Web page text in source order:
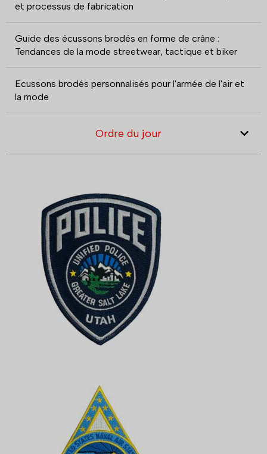
et processus de fabrication
Guide des écussons brodés en forme de crâne :
Tendances de la mode streetwear, tactique et biker
Ecussons brodés personnalisés pour l'armée de l'air et
la mode
Ordre du jour